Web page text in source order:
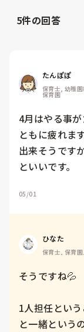
5件の回答
たんぽぽ
保育士, 幼稚
保育園
4月はやる事
ともに疲れま
出来そうです
といいです。
05/01
ひなた
保育士, 保育
そうですね💦
1人担任とい
と一緒という